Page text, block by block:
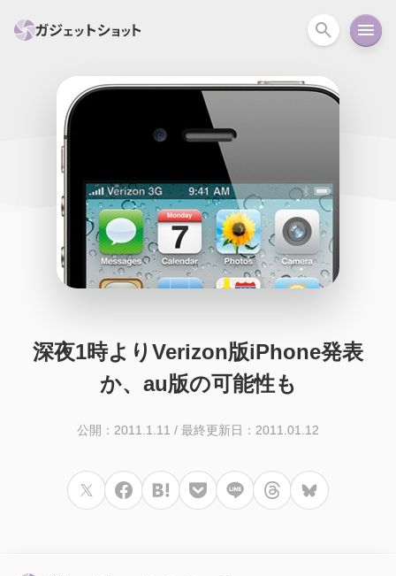
PC関連
スマートホーム アクションカメラ カメラ
iPhone iPad Mac Android コラム
ニュース オーディオ 周辺機器
深夜1時よりVerizon版iPhone発表
か、au版の可能性も
公開：2011.1.11 / 最終更新日：2011.01.12